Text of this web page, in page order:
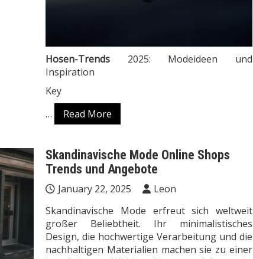
Hosen-Trends 2025: Modeideen und
Inspiration
Key
…
Read More
Skandinavische Mode Online Shops
Trends und Angebote
January 22, 2025
Leon
Skandinavische Mode erfreut sich weltweit
großer Beliebtheit. Ihr minimalistisches
Design, die hochwertige Verarbeitung und die
nachhaltigen Materialien machen sie zu einer